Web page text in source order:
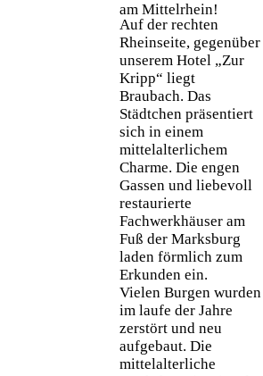
am Mittelrhein!
Auf der rechten
Rheinseite, gegenüber
unserem Hotel „Zur
Kripp“ liegt
Braubach. Das
Städtchen präsentiert
sich in einem
mittelalterlichem
Charme. Die engen
Gassen und liebevoll
restaurierte
Fachwerkhäuser am
Fuß der Marksburg
laden förmlich zum
Erkunden ein.
Vielen Burgen wurden
im laufe der Jahre
zerstört und neu
aufgebaut. Die
mittelalterliche